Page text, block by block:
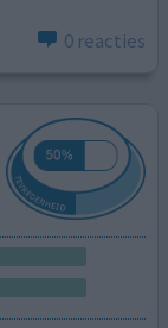
0 reacties